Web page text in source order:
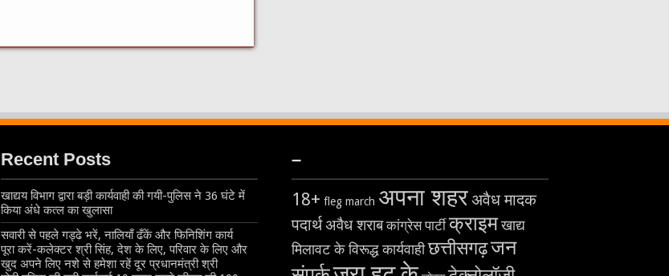
Recent Posts
खाद्यय विभाग द्वारा बड़ी कार्यवाही की गयी-पुलिस ने 36 घंटे में
किया अंधे कत्ल का खुलासा
सवारी से पहले गड्ढे भरें, नालियाँ ढँकें और फिनिशिंग कार्य
पूरा करें-कलेक्टर श्री सिंह, देश के लिए, परिवार के लिए और
खुद अपने लिए नशे से हमेशा रहें दूर प्रधानमंत्री श्री
–
18+ fleg march अपना शहरअवैध मादक
पदार्थअवैध शराब कांग्रेस पार्टी क्राइमखाद्य
मिलावट के विरूद्ध कार्यवाहीछत्तीसगढ़जन